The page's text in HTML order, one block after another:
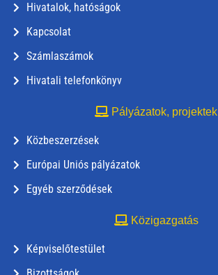
Hivatalok, hatóságok
Kapcsolat
Számlaszámok
Hivatali telefonkönyv
Pályázatok, projektek
Közbeszerzések
Európai Uniós pályázatok
Egyéb szerződések
Közigazgatás
Képviselőtestület